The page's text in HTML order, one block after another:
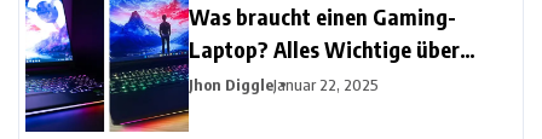
Was braucht einen Gaming-
Laptop? Alles Wichtige über
Gaming-Laptops
Jhon DiggleJanuar 22, 2025